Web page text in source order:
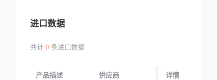
进口数据
共计 0条进口数据
产品描述 供应商 起运国/地区
详情